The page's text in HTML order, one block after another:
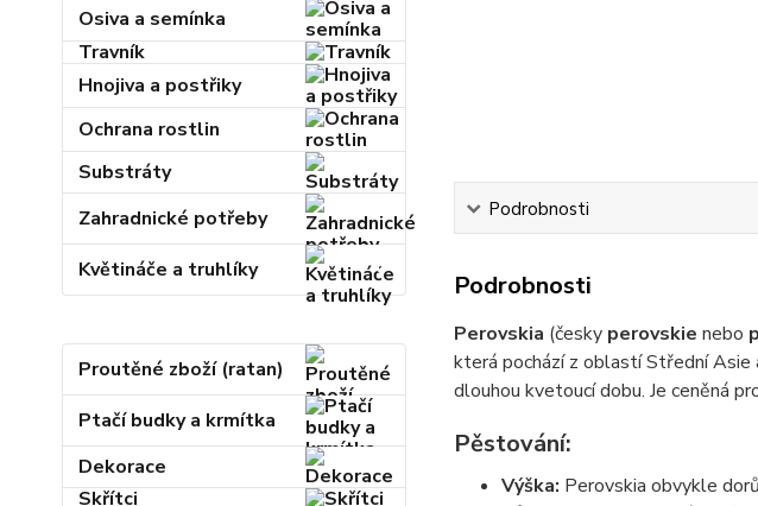
Osiva a semínka
Travník
Hnojiva a postřiky
Ochrana rostlin
Substráty
Zahradnické potřeby
Květináče a truhlíky
Proutěné zboží (ratan)
Ptačí budky a krmítka
Dekorace
Skřítci
Podrobnosti
Podrobnosti
Perovskia (česky perovskie nebo
která pochází z oblastí Střední
dlouhou kvetoucí dobu. Je ceněná
Pěstování:
Výška: Perovskia obvykle